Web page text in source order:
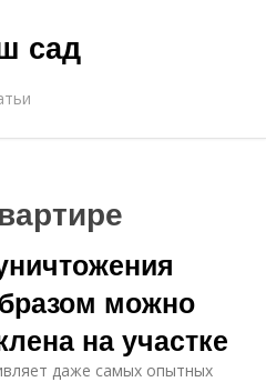
сад
можно
на участке
даже самых опытных